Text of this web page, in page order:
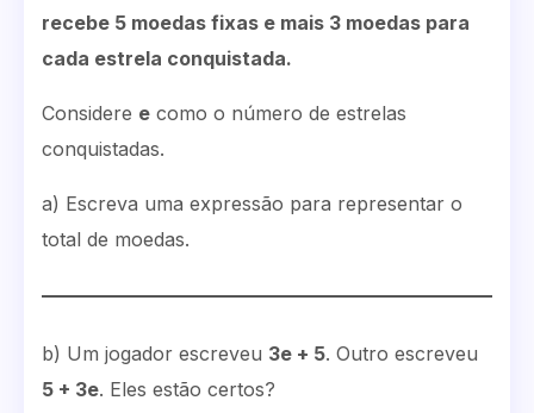
recebe 5 moedas fixas e mais 3 moedas para
cada estrela conquistada.
Considere e como o número de estrelas
conquistadas.
a) Escreva uma expressão para representar o
total de moedas.
b) Um jogador escreveu 3e + 5. Outro escreveu
5 + 3e. Eles estão certos?